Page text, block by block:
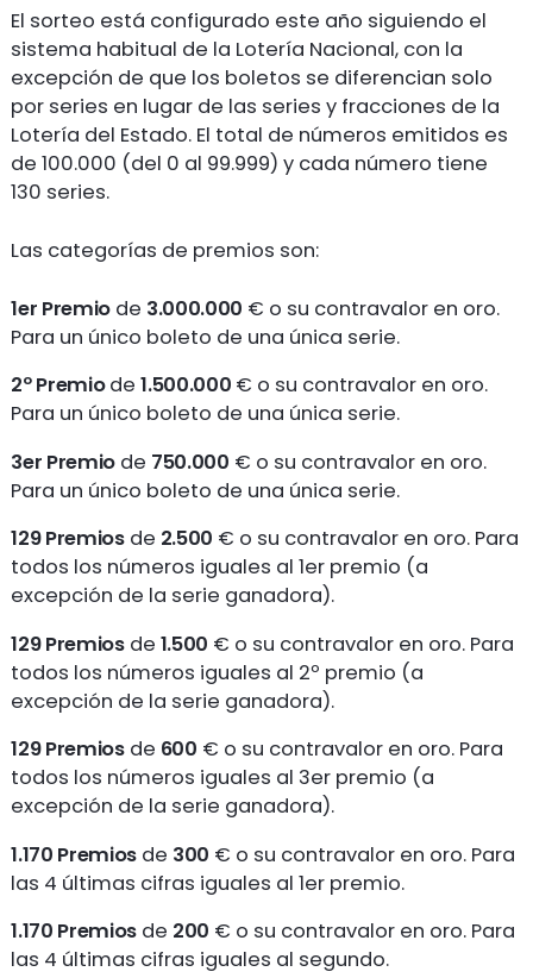
El sorteo está configurado este año siguiendo el
sistema habitual de la Lotería Nacional, con la
excepción de que los boletos se diferencian solo
por series en lugar de las series y fracciones de la
Lotería del Estado. El total de números emitidos es
de 100.000 (del 0 al 99.999) y cada número tiene
130 series.
Las categorías de premios son:
1er Premio de 3.000.000 € o su contravalor en oro.
Para un único boleto de una única serie.
2º Premiode1.500.000 € o su contravalor en oro.
Para un único boleto de una única serie.
3er Premio de 750.000 € o su contravalor en oro.
Para un único boleto de una única serie.
129 Premiosde 2.500 € o su contravalor en oro. Para
todos los números iguales al 1er premio (a
excepción de la serie ganadora).
129 Premiosde 1.500 € o su contravalor en oro. Para
todos los números iguales al 2º premio (a
excepción de la serie ganadora).
129 Premiosde 600 € o su contravalor en oro. Para
todos los números iguales al 3er premio (a
excepción de la serie ganadora).
1.170 Premios de 300 € o su contravalor en oro. Para
las 4 últimas cifras iguales al 1er premio.
1.170 Premios de 200 € o su contravalor en oro. Para
las 4 últimas cifras iguales al segundo.